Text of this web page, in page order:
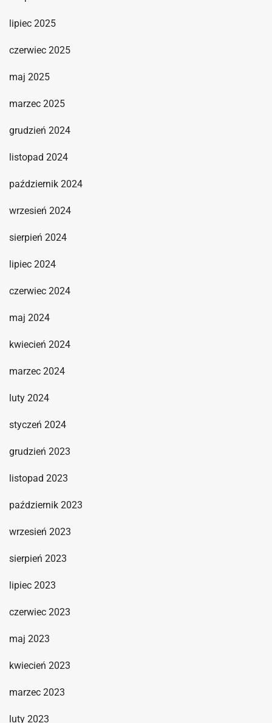
lipiec 2025
czerwiec 2025
maj 2025
marzec 2025
grudzień 2024
listopad 2024
październik 2024
wrzesień 2024
sierpień 2024
lipiec 2024
czerwiec 2024
maj 2024
kwiecień 2024
marzec 2024
luty 2024
styczeń 2024
grudzień 2023
listopad 2023
październik 2023
wrzesień 2023
sierpień 2023
lipiec 2023
czerwiec 2023
maj 2023
kwiecień 2023
marzec 2023
luty 2023